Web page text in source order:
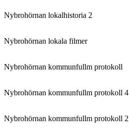
Nybrohörnan lokalhistoria 2
Nybrohörnan lokala filmer
Nybrohörnan kommunfullm protokoll
Nybrohörnan kommunfullm protokoll 4
Nybrohörnan kommunfullm protokoll 2